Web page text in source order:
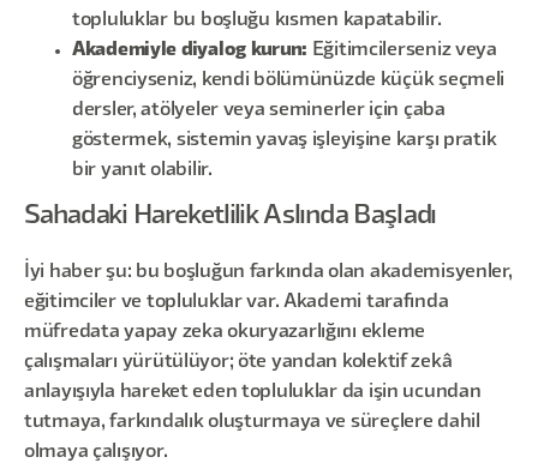
topluluklar bu boşluğu kısmen kapatabilir.
Akademiyle diyalog kurun: Eğitimcilerseniz veya
öğrenciyseniz, kendi bölümünüzde küçük seçmeli
dersler, atölyeler veya seminerler için çaba
göstermek, sistemin yavaş işleyişine karşı pratik
bir yanıt olabilir.
Sahadaki Hareketlilik Aslında Başladı
İyi haber şu: bu boşluğun farkında olan akademisyenler,
eğitimciler ve topluluklar var. Akademi tarafında
müfredata yapay zeka okuryazarlığını ekleme
çalışmaları yürütülüyor; öte yandan kolektif zekâ
anlayışıyla hareket eden topluluklar da işin ucundan
tutmaya, farkındalık oluşturmaya ve süreçlere dahil
olmaya çalışıyor.